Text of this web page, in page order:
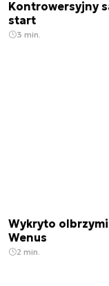
Kontrowersyjny
start
3 min.
Wykryto
Wenus
2 min.